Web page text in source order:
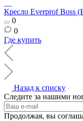
Кресло Everprof Boss
0
0
Где купить
Назад к списку
Следите за нашими
Продолжая, вы